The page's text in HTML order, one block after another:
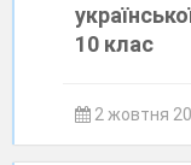
10 клас
2 жовтня